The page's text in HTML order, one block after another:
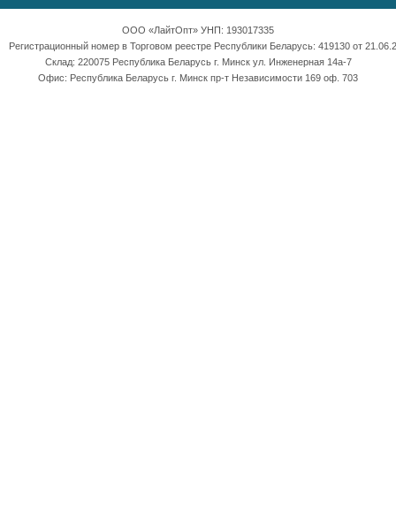
ООО «ЛайтОпт» УНП: 193017335
Регистрационный номер в Торговом реестре Республики Беларусь: 419130 от
Склад: 220075 Республика Беларусь г. Минск ул. Инженерная 14а-7
Офис: Республика Беларусь г. Минск пр-т Независимости 169 оф. 703